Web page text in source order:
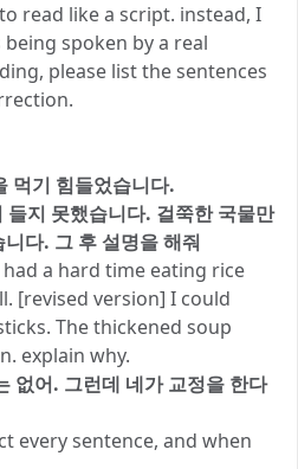
read like a script. instead, I
spoken by a real
please list the sentences
먹기 힘들었습니다.
지 못했습니다. 걸쭉한 국물만
다. 그 후 설명을 해줘
a hard time eating rice
[revised version] I could
The thickened soup
explain why.
없어. 그런데 네가 교정을 한다
every sentence, and when